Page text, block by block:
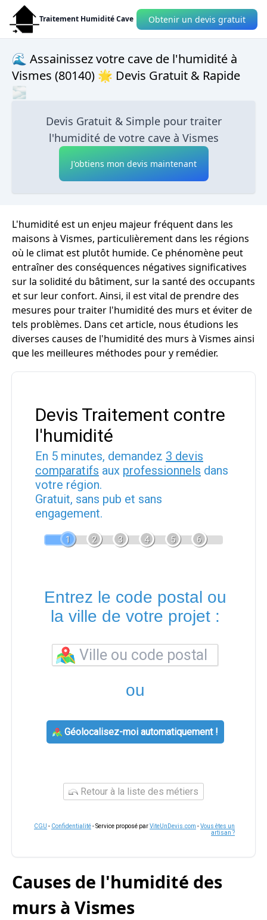
Traitement Humidité Cave Obtenir un devis gratuit
🌊 Assainissez votre cave de l'humidité à
Vismes (80140) 🌟 Devis Gratuit & Rapide
🌫
Devis Gratuit & Simple pour traiter
l'humidité de votre cave à Vismes
J'obtiens mon devis maintenant
L'humidité est un enjeu majeur fréquent dans les
maisons à Vismes, particulièrement dans les régions
où le climat est plutôt humide. Ce phénomène peut
entraîner des conséquences négatives significatives
sur la solidité du bâtiment, sur la santé des occupants
et sur leur confort. Ainsi, il est vital de prendre des
mesures pour traiter l'humidité des murs et éviter de
tels problèmes. Dans cet article, nous étudions les
diverses causes de l'humidité des murs à Vismes ainsi
que les meilleures méthodes pour y remédier.
Devis Traitement contre
l'humidité
En 5 minutes, demandez 3 devis
comparatifs aux professionnels dans
votre région.
Gratuit, sans pub et sans
engagement.
1 2 3 4 5 6
Entrez le code postal ou
la ville de votre projet :
ou
Géolocalisez-moi automatiquement !
Retour à la liste des métiers
CGU - Confidentialité- Service proposé parViteUnDevis.com -Vous êtes un
artisan ?
Causes de l'humidité des
murs à Vismes